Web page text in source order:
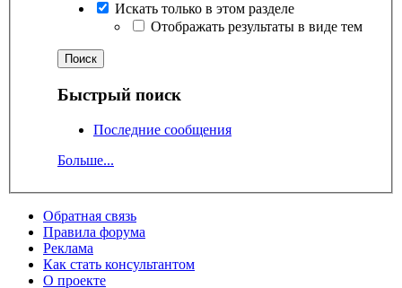
Искать только в этом разделе
Отображать результаты в виде тем
Быстрый поиск
Последние сообщения
Больше...
Обратная связь
Правила форума
Реклама
Как стать консультантом
О проекте